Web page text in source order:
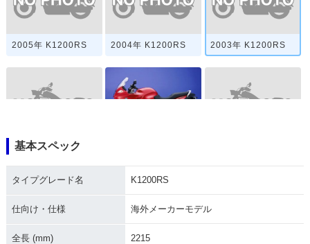
2005年 K1200RS 2004年 K1200RS 2003年 K1200RS
2003年 K1200RS
基本スペック
タイプグレード名 K1200RS
仕向け・仕様 海外メーカーモデル
全長 (mm) 2215